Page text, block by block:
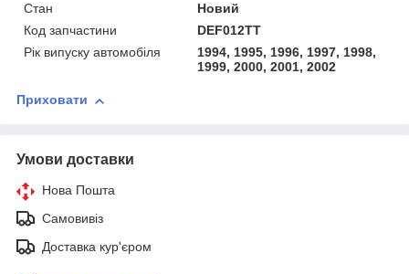
Стан
Новий
Код запчастини
DEF012TT
Рік випуску автомобіля
1994, 1995, 1996, 1997, 1998,
1999, 2000, 2001, 2002
Приховати
Умови доставки
Нова Пошта
Самовивіз
Доставка кур'єром